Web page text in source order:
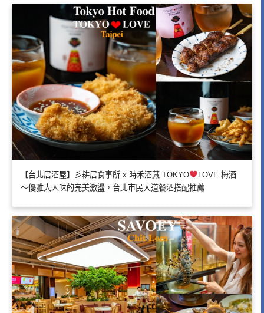
【台北居酒屋】彡耕居食事所 x 時禾酒藏 TOKYO
LOVE 梅酒
～優雅大人味的完美激盪，台北市民大道餐酒搭配推薦